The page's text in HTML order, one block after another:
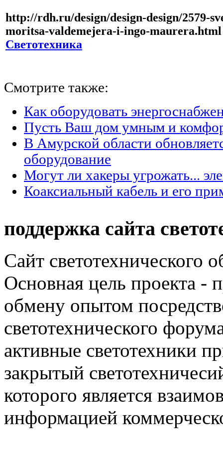
http://rdh.ru/design/design-design/2579-
moritsa-valdemejera-i-ingo-maurera.html
Светотехника
Смотрите также:
Как оборудовать
Пусть Ваш дом умным и
В Амурской области
оборудование
Могут ли хакеры угрожать...
Коаксиальный кабель и его
поддержка сайта
Сайт светотехнического
Основная цель проекта -
обмену опытом
светотехнического
активные светотехники
закрытый
которого является
информацией